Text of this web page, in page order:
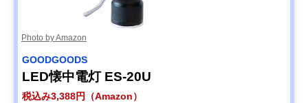
Photo by Amazon
GOODGOODS
LED懐中電灯 ES-20U
税込み3,388円（Amazon）